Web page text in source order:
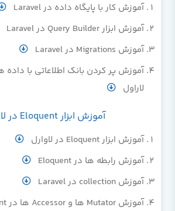
آموزش کار با پایگاه داده در Laravel
آموزش ابزار Query Builder در Laravel
آموزش Migrations در Laravel
آموزش پر کردن بانک اطلاعاتی با داده
لاراول
آموزش ابزار Eloquent در لاراول
آموزش ابزار Eloquent در لاوارل
آموزش رابطه ها در Eloquent
آموزش collection در Laravel
آموزش Mutator ها و Accessor ها در Eloquent